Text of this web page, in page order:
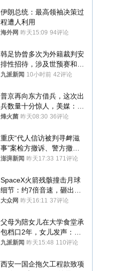
伊朗总统：最高领袖决策过
程遭人利用
海外网 昨天15:09 94评论
韩足协曾多次为外籍裁判安
排性招待，涉及世预赛和奥
预赛，韩足协回应
九派新闻 10小时前 42评论
普京再向东方借兵，这次出
兵数量十分惊人，美媒：俄
朝要动真格？
烽火菌 昨天08:30 36评论
重庆“代人信访被判寻衅滋
事”案检方撤诉、警方撤
案，两被告人获国赔
澎湃新闻 昨天17:33 171评论
SpaceX火箭残骸撞击月球
细节：约7倍音速，砸出直
径约30米撞击坑
大众网 昨天16:11 37评论
父母为陪女儿在大学食堂承
包档口2年，女儿发声：初
衷是为了陪伴，毕业后将不
九派新闻 昨天15:48 110评论
西安一国企拖欠工程款致项